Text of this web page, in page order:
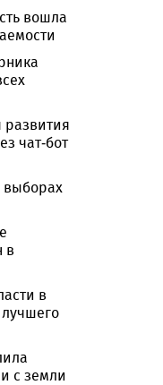
вошла
развития
чат-бот
выборах
в
в
с земли